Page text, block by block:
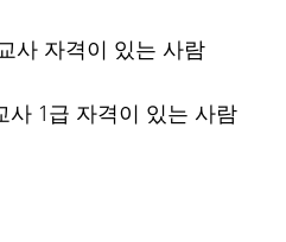
사 자격이 있는 사람
1급 자격이 있는 사람